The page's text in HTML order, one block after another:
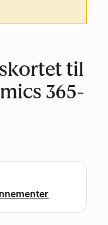
til
365-